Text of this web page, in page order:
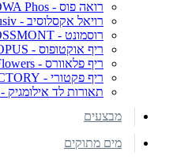
רואה פוס - ROWA Phos
רויאל אקסלוסיב - Royal Exclusiv
רוסמונט - ROSSMONT
ריף אוקטופוס - REEF OCTOPUS
ריף פלאוורס - Reef Flowers
ריף פקטורי - REEF FACTORY
תאורות לד אילומגיק - Illumagic
מבצעים
מים מתוקים